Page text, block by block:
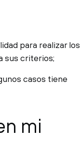
para realizar los
sus criterios;
casos tiene
mi